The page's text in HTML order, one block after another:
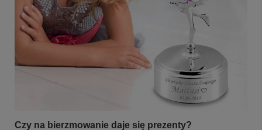
Czy na bierzmowanie daje się prezenty?